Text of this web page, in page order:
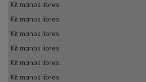
Kit manos libres
Kit manos libres
Kit manos libres
Kit manos libres
Kit manos libres
Kit manos libres